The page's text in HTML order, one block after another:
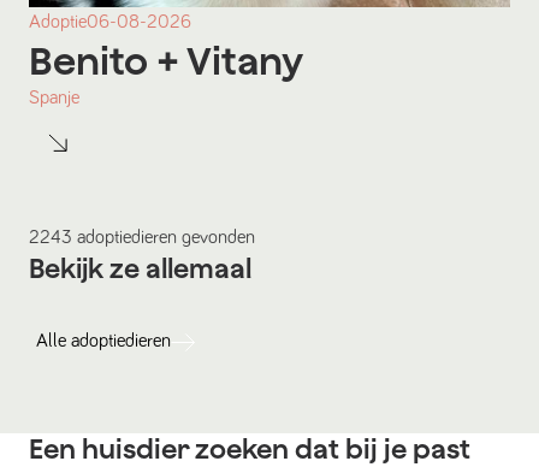
Adoptie06-08-2026
Benito + Vitany
Spanje
2243 adoptiedieren gevonden
Bekijk ze allemaal
Alle adoptiedieren
Een huisdier zoeken dat bij je past